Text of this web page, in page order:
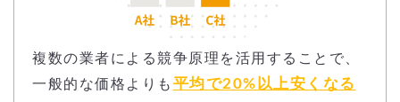
複数の業者による競争原理を活用することで、
一般的な価格よりも 平均で20%以上安くなる